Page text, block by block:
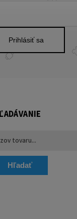
Prihlásiť sa
Hľadať